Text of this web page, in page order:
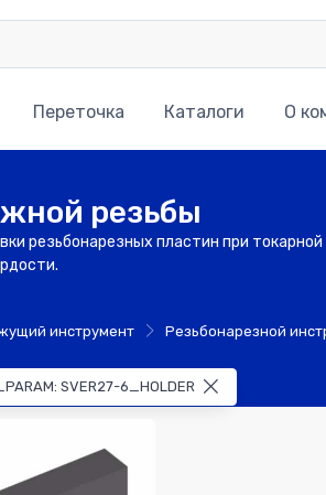
Переточка Каталоги О
резьбы
резьбонарезных пластин при
инструмент Резьбонарезной
SVER27-6_HOLDER